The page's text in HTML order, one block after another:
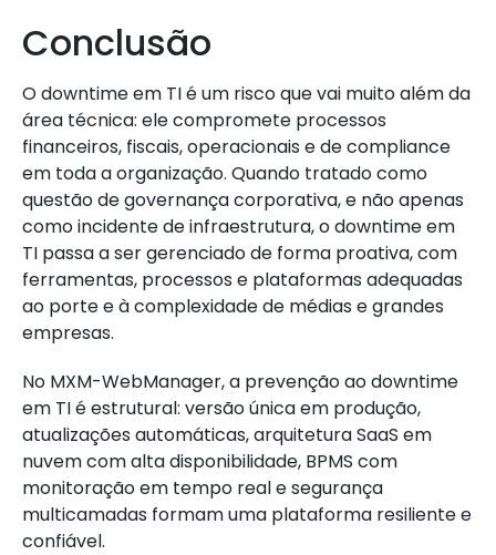
Conclusão
O downtime em TI é um risco que vai muito além da
área técnica: ele compromete processos
financeiros, fiscais, operacionais e de compliance
em toda a organização. Quando tratado como
questão de governança corporativa, e não apenas
como incidente de infraestrutura, o downtime em
TI passa a ser gerenciado de forma proativa, com
ferramentas, processos e plataformas adequadas
ao porte e à complexidade de médias e grandes
empresas.
No MXM-WebManager, a prevenção ao downtime
em TI é estrutural: versão única em produção,
atualizações automáticas, arquitetura SaaS em
nuvem com alta disponibilidade, BPMS com
monitoração em tempo real e segurança
multicamadas formam uma plataforma resiliente e
confiável.